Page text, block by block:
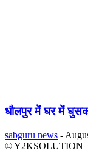
धौलपुर में घर में
sabguru news -
© Y2KSOLUTION